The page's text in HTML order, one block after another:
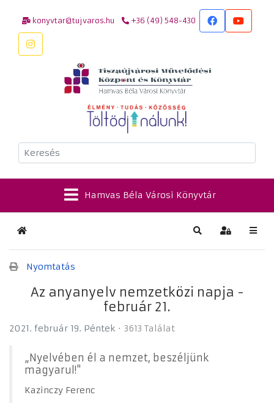
konyvtar@tujvaros.hu +36 (49) 548-430
Keresés
Hamvas Béla Városi Könyvtár
Kezdőlap Keresés
Nyomtatás
Az anyanyelv nemzetközi napja -
február 21.
2021. február 19. Péntek 3613 Találat
„Nyelvében él a nemzet, beszéljünk
magyarul!"
Kazinczy Ferenc